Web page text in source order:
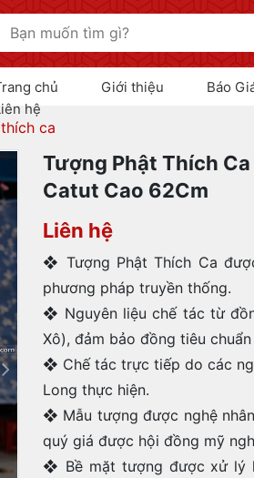
chủ Giới thiệu Báo
hệ
ca
Tượng Phật Thích
Catut Cao 62Cm
Liên hệ
❖ Tượng Phật Thích Ca
phương pháp truyền thống.
❖ Nguyên liệu chế tác từ
Xô), đảm bảo đồng tiêu chuẩn
❖ Chế tác trực tiếp do các
Long thực hiện.
❖ Mẫu tượng được nghệ
quý giá được hội đồng mỹ
❖ Bề mặt tượng được xử lý